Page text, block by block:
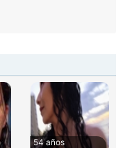
54 años